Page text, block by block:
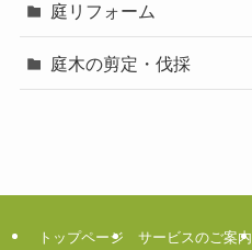
庭リフォーム
庭木の剪定・伐採
トップページ サービスのご案内